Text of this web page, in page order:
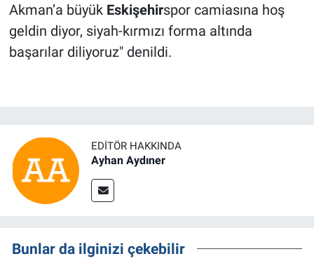
Akman’a büyük Eskişehirspor camiasına hoş
geldin diyor, siyah-kırmızı forma altında
başarılar diliyoruz" denildi.
EDITÖR HAKKINDA
Ayhan Aydıner
Bunlar da ilginizi çekebilir